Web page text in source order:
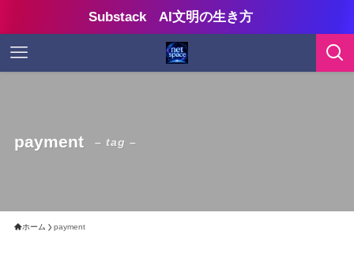
Substack AI文明の生き方
payment – tag –
ホーム payment